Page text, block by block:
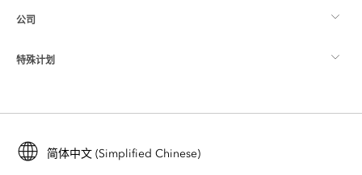
ArcGIS 博客
Esri 年轻专家关系网
什么是 GIS？
位置智能
培训
ArcUser
公司
关于 Esri
招贤纳士
特殊计划
ArcGIS for Student Use
简体中文 (Simplified Chinese)